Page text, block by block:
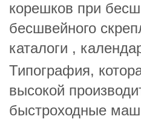
корешков при
бесшвейного
каталоги ,
Типография,
высокой
быстроходные